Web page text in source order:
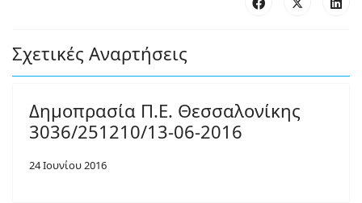
Σχετικές Αναρτήσεις
Δημοπρασία Π.Ε. Θεσσαλονίκης
3036/251210/13-06-2016
24 Ιουνίου 2016